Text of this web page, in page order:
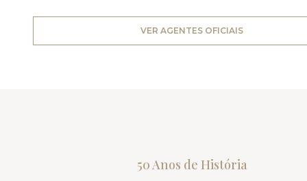
VER AGENTES OFICIAIS
50 Anos de História